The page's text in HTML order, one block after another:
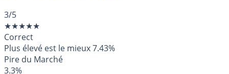
3/5
★★★★★
Correct
Plus élevé est le mieux7.43%
Pire du Marché
3.3%